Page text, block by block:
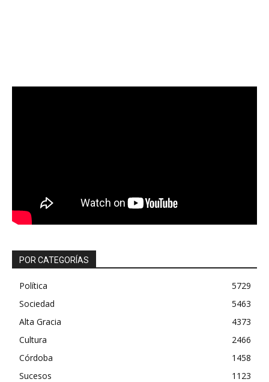
POR CATEGORÍAS
Política
5729
Sociedad
5463
Alta Gracia
4373
Cultura
2466
Córdoba
1458
Sucesos
1123